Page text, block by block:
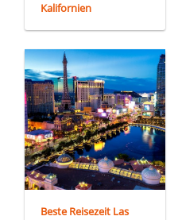
Kalifornien
Beste Reisezeit Las